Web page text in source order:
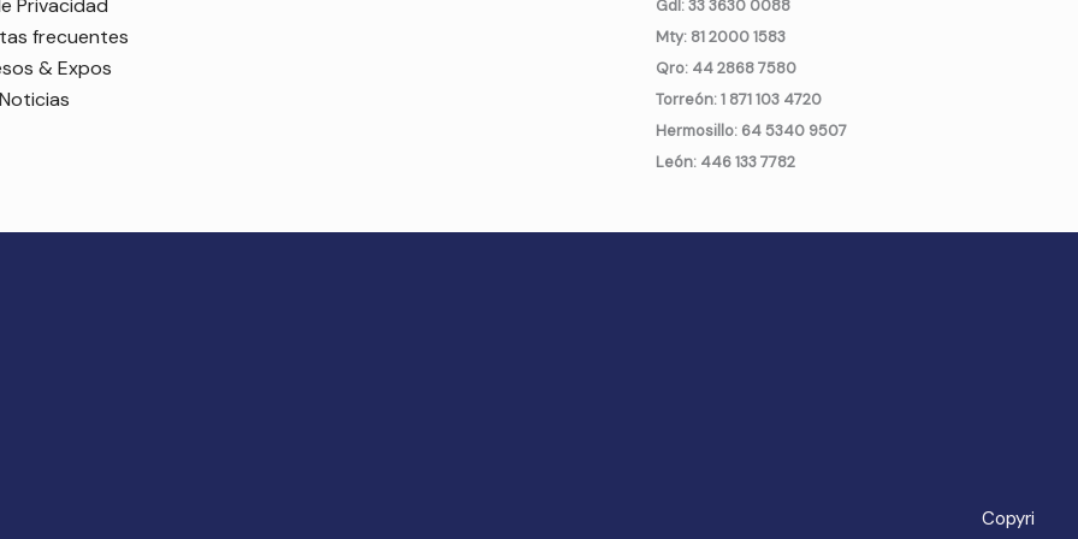
Privacidad
frecuentes
& Expos
Gdl: 33 3630 0088
Mty: 81 2000 1583
Qro: 44 2868 7580
Torreón: 1 871 103 4720
Hermosillo: 64 5340 9507
León: 446 133 7782
Copyri